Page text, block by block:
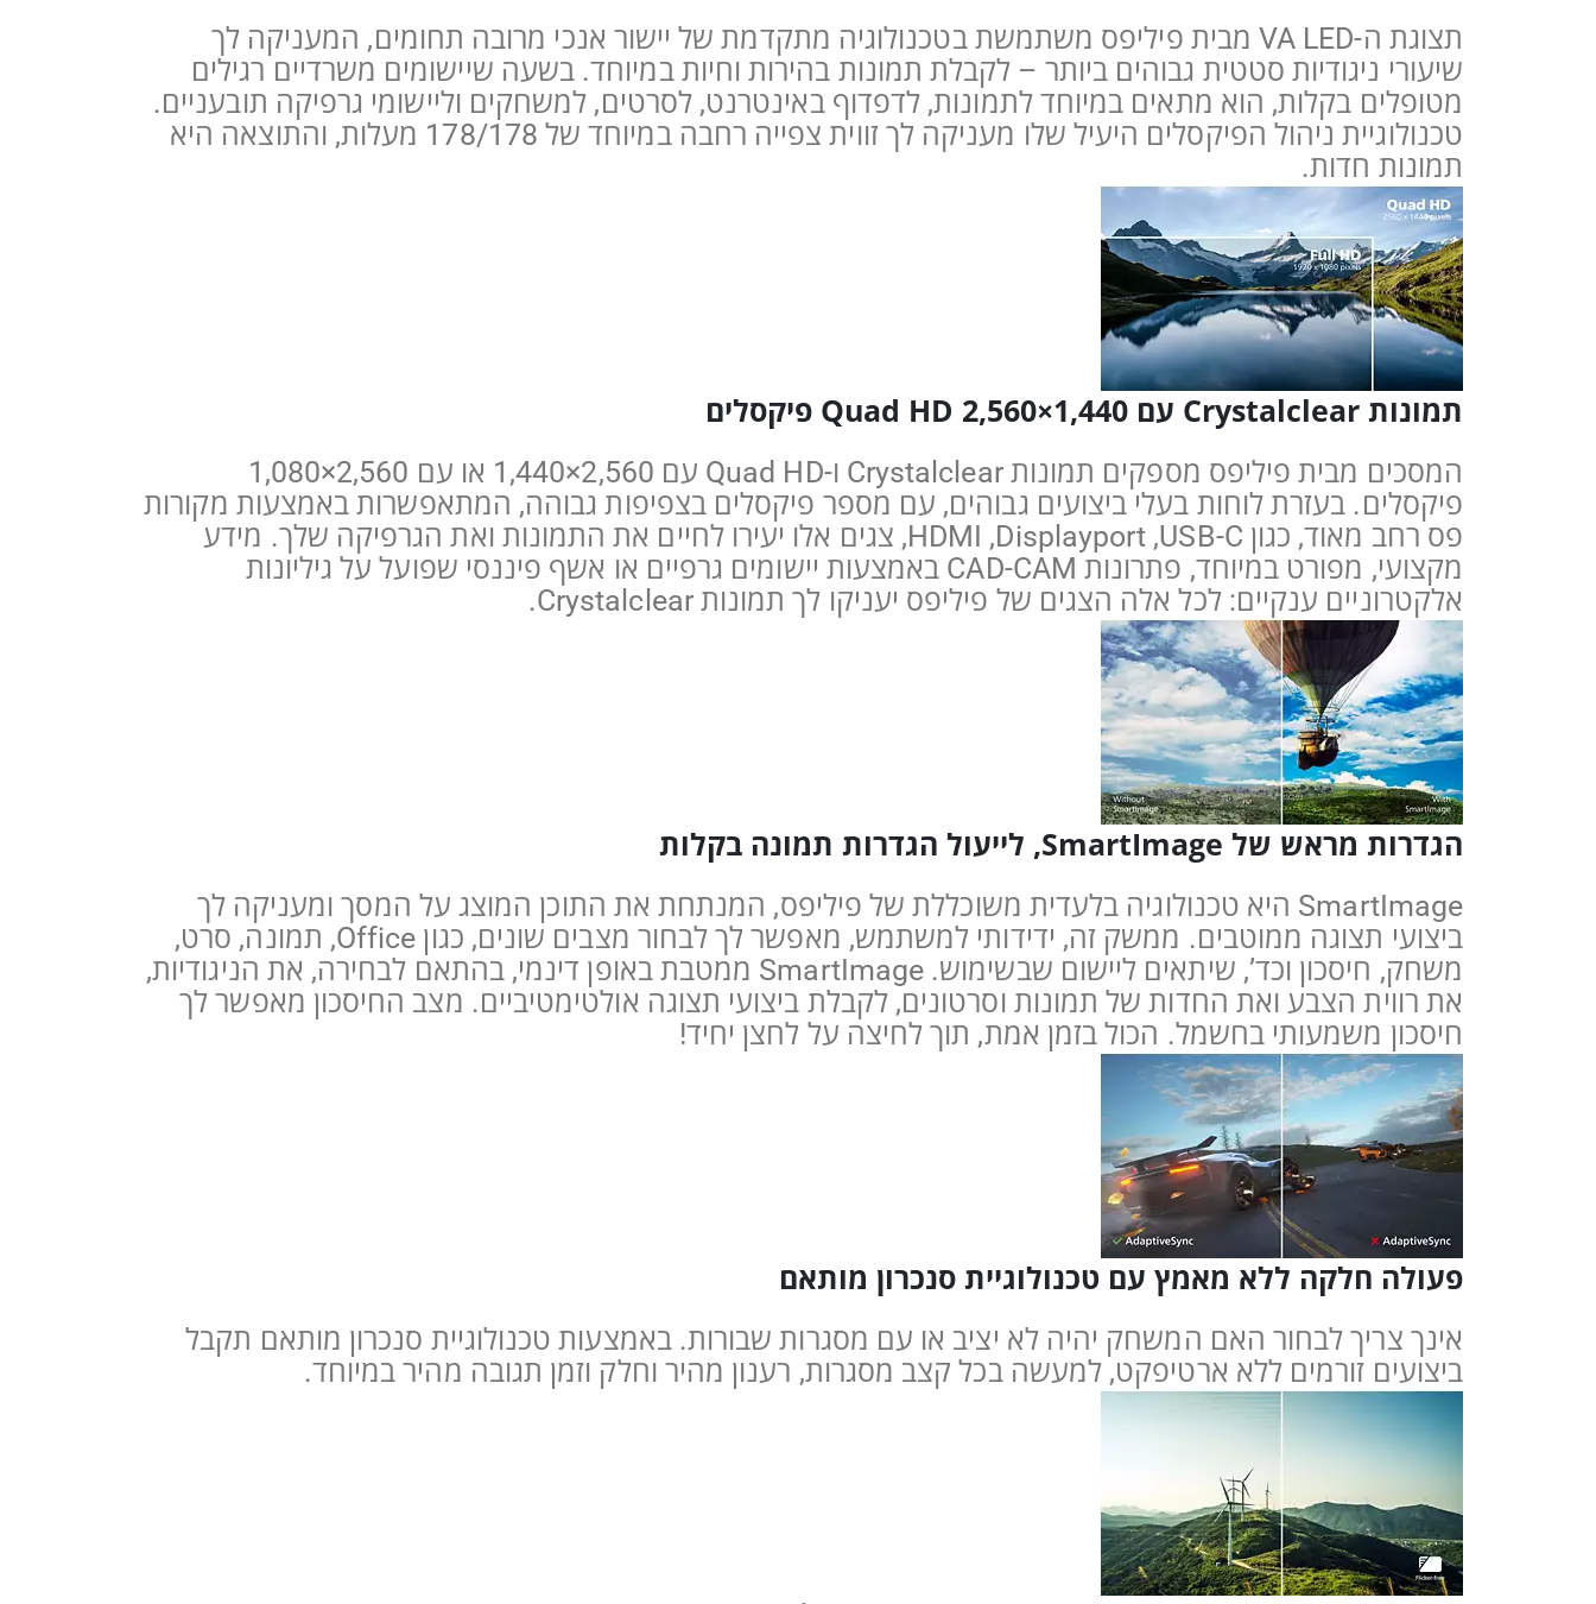
תצוגת ה-VA LED מבית פיליפס משתמשת בטכנולוגיה מתקדמת של יישור אנכי מרובה תחומים, המעניקה לך
שיעורי ניגודיות סטטית גבוהים ביותר – לקבלת תמונות בהירות וחיות במיוחד. בשעה שיישומים משרדיים רגילים
מטופלים בקלות, הוא מתאים במיוחד לתמונות, לדפדוף באינטרנט, לסרטים, למשחקים וליישומי גרפיקה תובעניים.
טכנולוגיית ניהול הפיקסלים היעיל שלו מעניקה לך זווית צפייה רחבה במיוחד של 178/178 מעלות, והתוצאה היא
תמונות חדות.
תמונות Crystalclear עם Quad HD 2,560×1,440 פיקסלים
המסכים מבית פיליפס מספקים תמונות Crystalclear ו-Quad HD עם 2,560×1,440 או עם 2,560×1,080
פיקסלים. בעזרת לוחות בעלי ביצועים גבוהים, עם מספר פיקסלים בצפיפות גבוהה, המתאפשרות באמצעות מקורות
פס רחב מאוד, כגון USB-C,‏ Displayport‏, HDMI‏, צגים אלו יעירו לחיים את התמונות ואת הגרפיקה שלך. מידע
מקצועי, מפורט במיוחד, פתרונות CAD-CAM באמצעות יישומים גרפיים או אשף פיננסי שפועל על גיליונות
אלקטרוניים ענקיים: לכל אלה הצגים של פיליפס יעניקו לך תמונות Crystalclear.
הגדרות מראש של SmartImage, לייעול הגדרות תמונה בקלות
SmartImage היא טכנולוגיה בלעדית משוכללת של פיליפס, המנתחת את התוכן המוצג על המסך ומעניקה לך
ביצועי תצוגה ממוטבים. ממשק זה, ידידותי למשתמש, מאפשר לך לבחור מצבים שונים, כגון Office, תמונה, סרט,
משחק, חיסכון וכד’, שיתאים ליישום שבשימוש. SmartImage ממטבת באופן דינמי, בהתאם לבחירה, את הניגודיות,
את רווית הצבע ואת החדות של תמונות וסרטונים, לקבלת ביצועי תצוגה אולטימטיביים. מצב החיסכון מאפשר לך
חיסכון משמעותי בחשמל. הכול בזמן אמת, תוך לחיצה על לחצן יחיד!
פעולה חלקה ללא מאמץ עם טכנולוגיית סנכרון מותאם
אינך צריך לבחור האם המשחק יהיה לא יציב או עם מסגרות שבורות. באמצעות טכנולוגיית סנכרון מותאם תקבל
ביצועים זורמים ללא ארטיפקט, למעשה בכל קצב מסגרות, רענון מהיר וחלק וזמן תגובה מהיר במיוחד.